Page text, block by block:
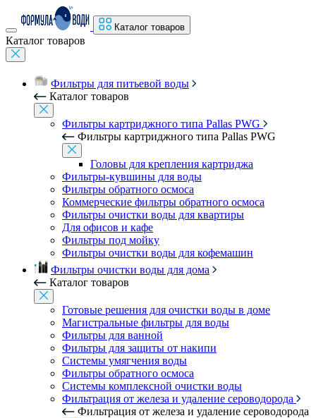
Каталог товаров
Каталог товаров
Фильтры для питьевой воды
Каталог товаров
Фильтры картриджного типа Pallas PWG
Фильтры картриджного типа Pallas PWG
Головы для крепления картриджа
Фильтры-кувшины для воды
Фильтры обратного осмоса
Коммерческие фильтры обратного осмоса
Фильтры очистки воды для квартиры
Для офисов и кафе
Фильтры под мойку
Фильтры очистки воды для кофемашин
Фильтры очистки воды для дома
Каталог товаров
Готовые решения для очистки воды в доме
Магистральные фильтры для воды
Фильтры для ванной
Фильтры для защиты от накипи
Системы умягчения воды
Фильтры обратного осмоса
Системы комплексной очистки воды
Фильтрация от железа и удаление сероводорода
Фильтрация от железа и удаление сероводорода